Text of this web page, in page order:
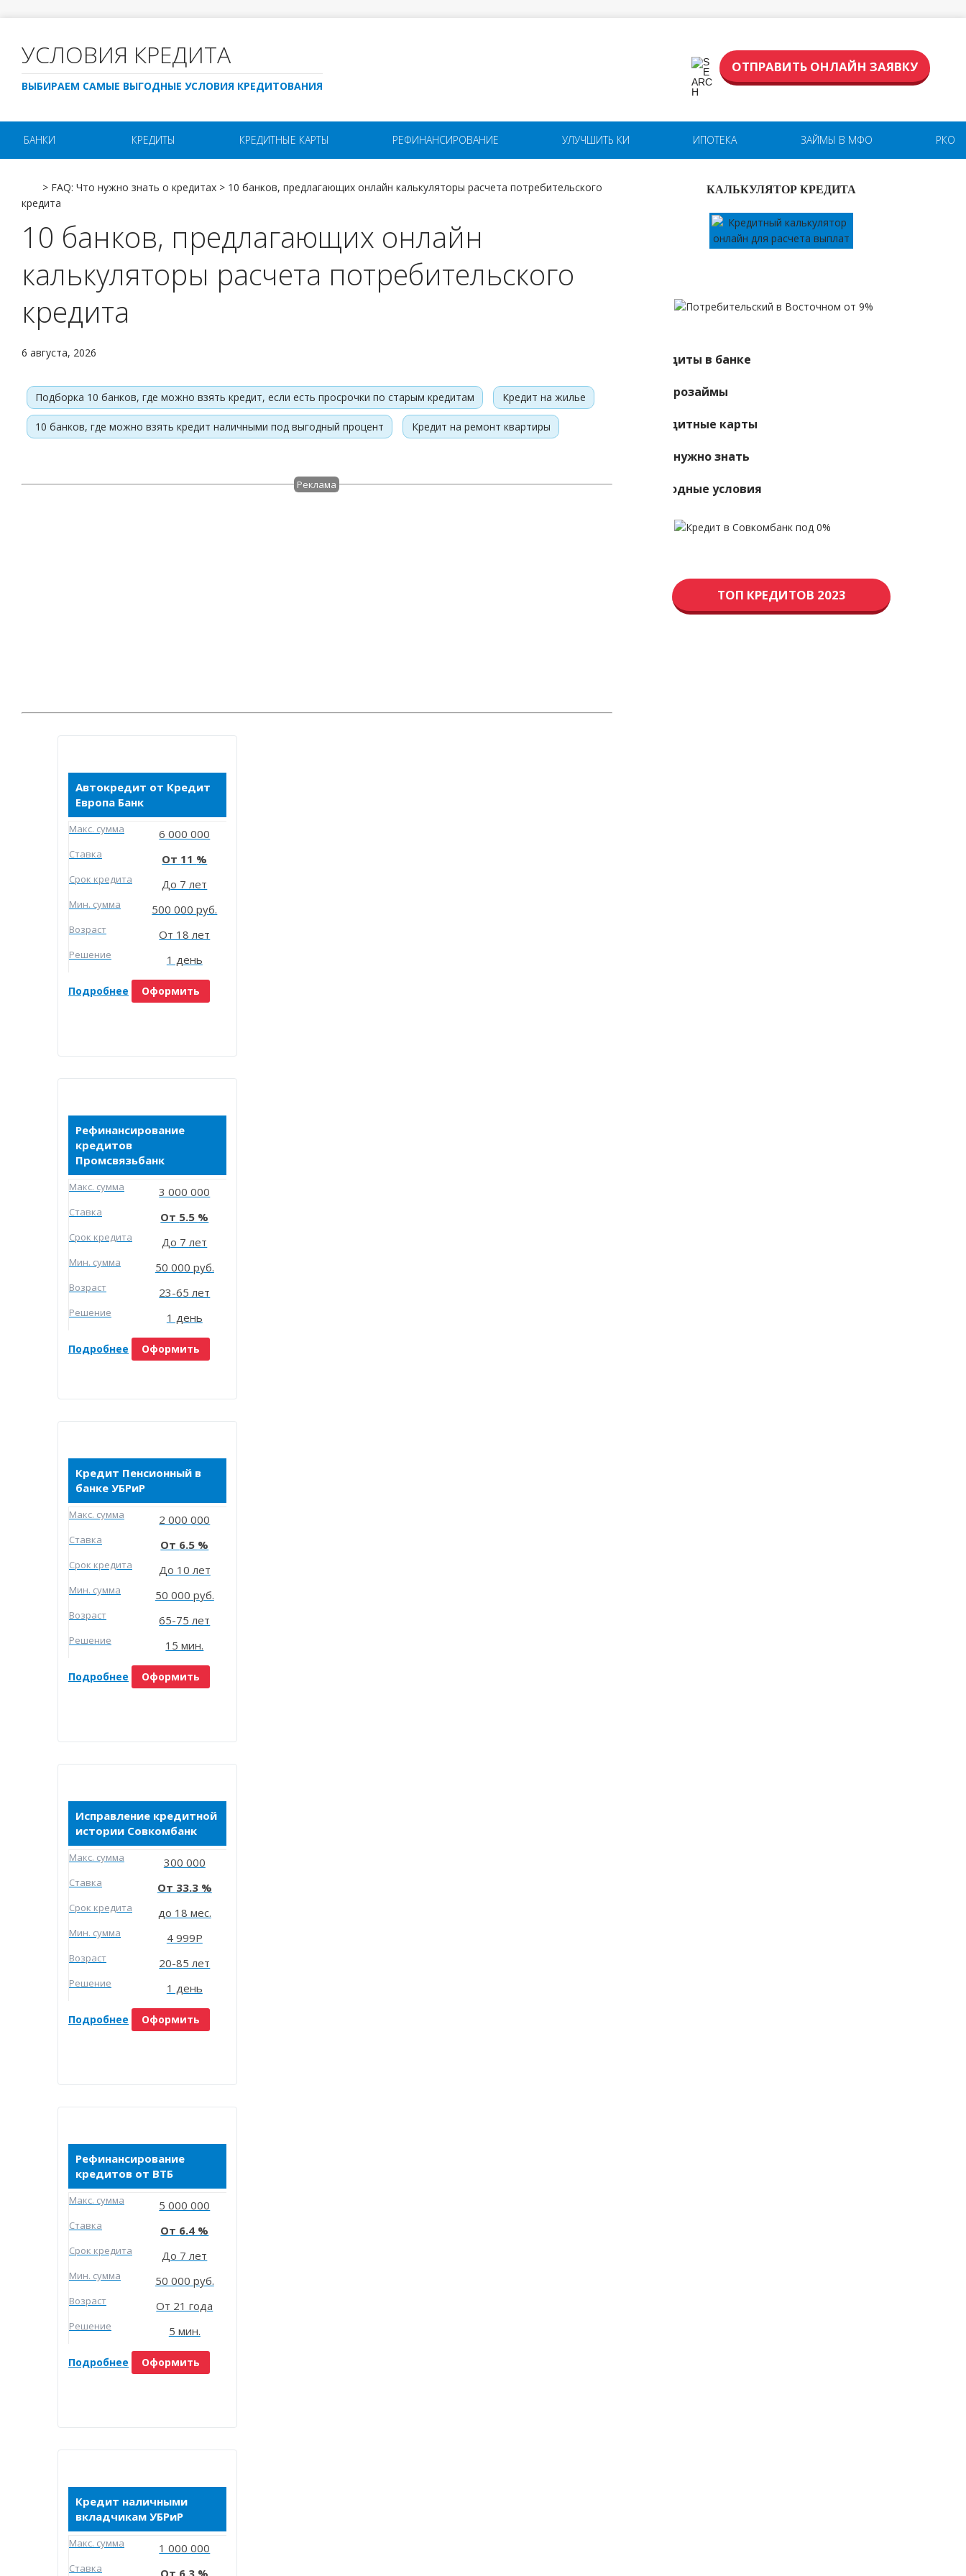
УСЛОВИЯ КРЕДИТА
ВЫБИРАЕМ САМЫЕ ВЫГОДНЫЕ УСЛОВИЯ КРЕДИТОВАНИЯ
ОТПРАВИТЬ ОНЛАЙН ЗАЯВКУ
БАНКИ КРЕДИТЫ КРЕДИТНЫЕ КАРТЫ РЕФИНАНСИРОВАНИЕ УЛУЧШИТЬ КИ ИПОТЕКА ЗАЙМЫ В МФО РКО
> FAQ: Что нужно знать о кредитах > 10 банков, предлагающих онлайн калькуляторы расчета потребительского
кредита
10 банков, предлагающих онлайн
калькуляторы расчета потребительского
кредита
6 августа, 2026
Подборка 10 банков, где можно взять кредит, если есть просрочки по старым кредитам Кредит на жилье
10 банков, где можно взять кредит наличными под выгодный процент Кредит на ремонт квартиры
Реклама
Автокредит от Кредит
Европа Банк
Макc. сумма 6 000 000
Ставка 11
Срок кредита До 7 лет
Мин. сумма 500 000 руб.
Возраст От 18 лет
Решение 1 день
Подробнее Оформить
Рефинансирование
кредитов
Промсвязьбанк
Макc. сумма 3 000 000
Ставка 5.5
Срок кредита До 7 лет
Мин. сумма 50 000 руб.
Возраст 23-65 лет
Решение 1 день
Подробнее Оформить
Кредит Пенсионный в
банке УБРиР
Макc. сумма 2 000 000
Ставка 6.5
Срок кредита До 10 лет
Мин. сумма 50 000 руб.
Возраст 65-75 лет
Решение 15 мин.
Подробнее Оформить
Исправление кредитной
истории Совкомбанк
Макc. сумма 300 000
Ставка 33.3
Срок кредита до 18 мес.
Мин. сумма 4 999Р
Возраст 20-85 лет
Решение 1 день
Подробнее Оформить
Рефинансирование
кредитов от ВТБ
Макc. сумма 5 000 000
Ставка 6.4
Срок кредита До 7 лет
Мин. сумма 50 000 руб.
Возраст От 21 года
Решение 5 мин.
Подробнее Оформить
Кредит наличными
вкладчикам УБРиР
Макc. сумма 1 000 000
Ставка
КАЛЬКУЛЯТОР КРЕДИТА
Кредиты в банке
Микрозаймы
Кредитные карты
Что нужно знать
Выгодные условия
ТОП КРЕДИТОВ 2023